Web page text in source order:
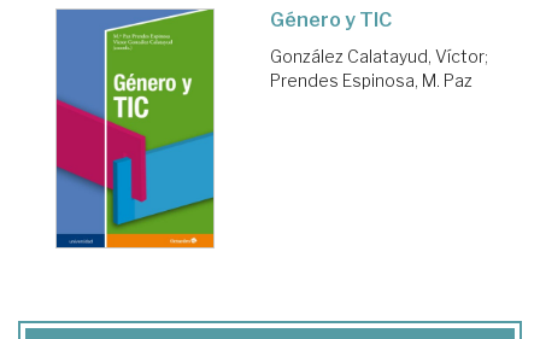
Género y TIC
González Calatayud, Víctor;
Prendes Espinosa, M. Paz